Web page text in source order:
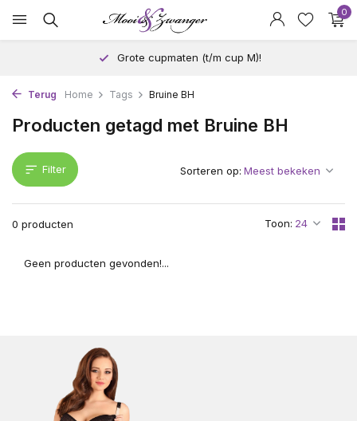
0
Grote cupmaten (t/m cup M)!
Terug Home Tags Bruine BH
Producten getagd met Bruine BH
Filter
0 producten Toon:
Sorteren op:
Geen producten gevonden!...